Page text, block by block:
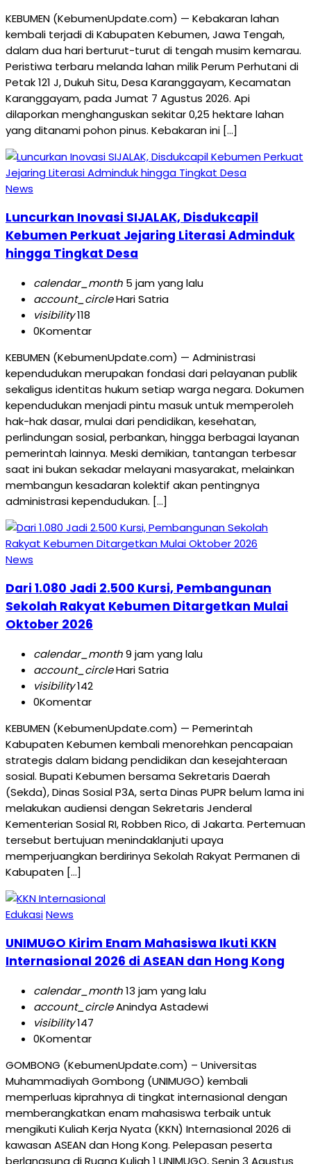
KEBUMEN (KebumenUpdate.com) — Kebakaran lahan
kembali terjadi di Kabupaten Kebumen, Jawa Tengah,
dalam dua hari berturut-turut di tengah musim kemarau.
Peristiwa terbaru melanda lahan milik Perum Perhutani di
Petak 121 J, Dukuh Situ, Desa Karanggayam, Kecamatan
Karanggayam, pada Jumat 7 Agustus 2026. Api
dilaporkan menghanguskan sekitar 0,25 hektare lahan
yang ditanami pohon pinus. Kebakaran ini […]
News
Luncurkan Inovasi SIJALAK, Disdukcapil
Kebumen Perkuat Jejaring Literasi Adminduk
hingga Tingkat Desa
calendar_month 5 jam yang lalu
account_circleHari Satria
visibility118
0Komentar
KEBUMEN (KebumenUpdate.com) — Administrasi
kependudukan merupakan fondasi dari pelayanan publik
sekaligus identitas hukum setiap warga negara. Dokumen
kependudukan menjadi pintu masuk untuk memperoleh
hak-hak dasar, mulai dari pendidikan, kesehatan,
perlindungan sosial, perbankan, hingga berbagai layanan
pemerintah lainnya. Meski demikian, tantangan terbesar
saat ini bukan sekadar melayani masyarakat, melainkan
membangun kesadaran kolektif akan pentingnya
administrasi kependudukan. […]
News
Dari 1.080 Jadi 2.500 Kursi, Pembangunan
Sekolah Rakyat Kebumen Ditargetkan Mulai
Oktober 2026
calendar_month9 jam yang lalu
account_circleHari Satria
visibility142
0Komentar
KEBUMEN (KebumenUpdate.com) — Pemerintah
Kabupaten Kebumen kembali menorehkan pencapaian
strategis dalam bidang pendidikan dan kesejahteraan
sosial. Bupati Kebumen bersama Sekretaris Daerah
(Sekda), Dinas Sosial P3A, serta Dinas PUPR belum lama ini
melakukan audiensi dengan Sekretaris Jenderal
Kementerian Sosial RI, Robben Rico, di Jakarta. Pertemuan
tersebut bertujuan menindaklanjuti upaya
memperjuangkan berdirinya Sekolah Rakyat Permanen di
Kabupaten […]
EdukasiNews
UNIMUGO Kirim Enam Mahasiswa Ikuti KKN
Internasional 2026 di ASEAN dan Hong Kong
calendar_month13 jam yang lalu
account_circleAnindya Astadewi
visibility147
0Komentar
GOMBONG (KebumenUpdate.com) – Universitas
Muhammadiyah Gombong (UNIMUGO) kembali
memperluas kiprahnya di tingkat internasional dengan
memberangkatkan enam mahasiswa terbaik untuk
mengikuti Kuliah Kerja Nyata (KKN) Internasional 2026 di
kawasan ASEAN dan Hong Kong. Pelepasan peserta
berlangsung di Ruang Kuliah 1 UNIMUGO, Senin 3 Agustus